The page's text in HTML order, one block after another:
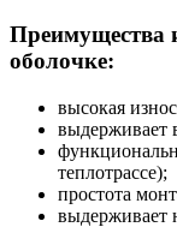
Преимущества
оболочке:
высокая
выдерживает
теплотрассе);
простота
выдерживает